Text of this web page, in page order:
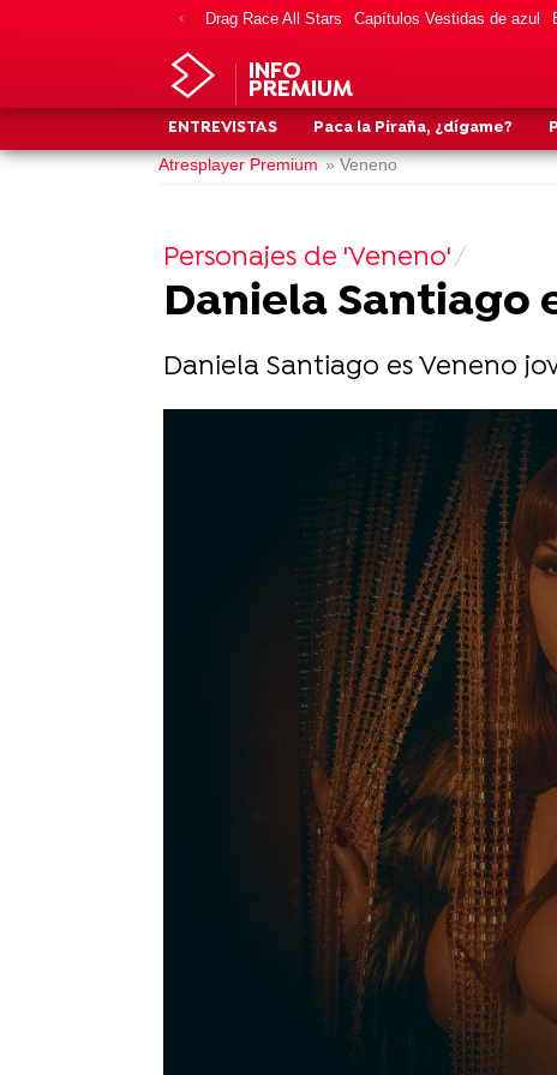
Drag Race All Stars Capítulos Vestidas de azul
INFO
PREMIUM
ENTREVISTAS Paca la Piraña, ¿dígame?
Atresplayer Premium » Veneno
Personajes de 'Veneno'
Daniela Santiago
Daniela Santiago es Veneno